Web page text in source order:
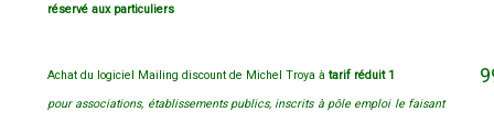
réservé aux particuliers
Achat du logiciel Mailing discount de Michel Troya à tarif réduit 1
pour associations, établissements publics, inscrits à pôle emploi le faisant